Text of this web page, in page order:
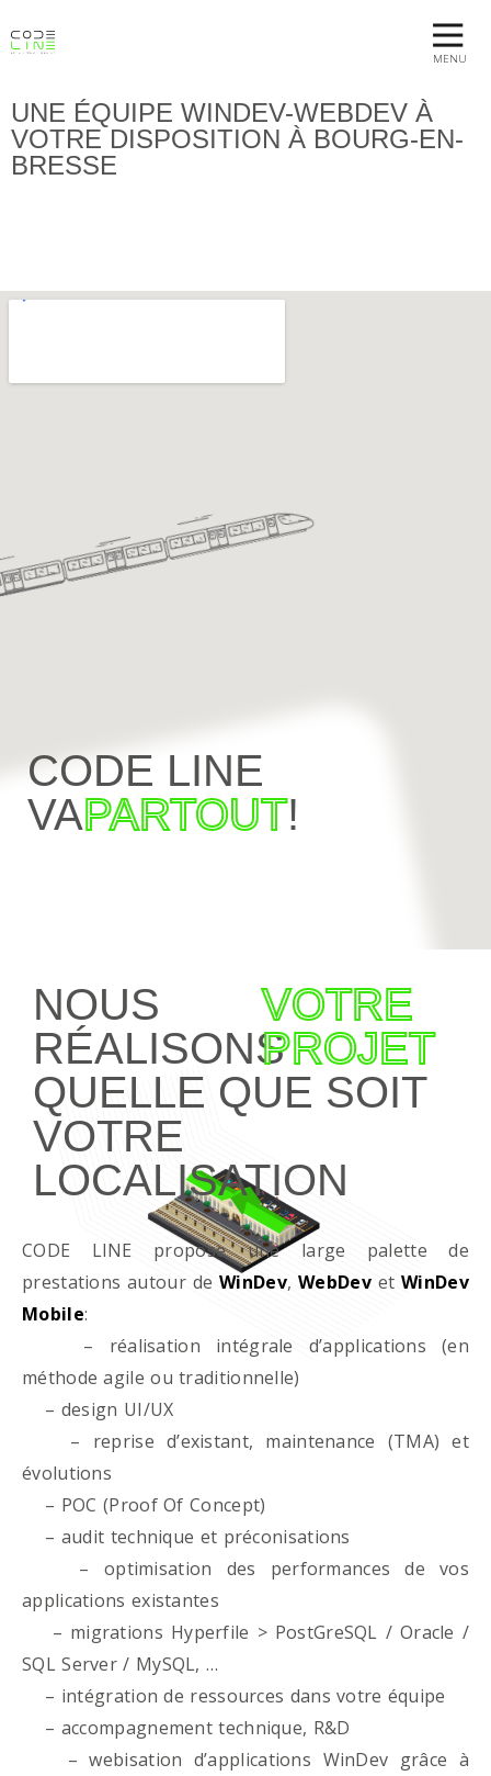
MENU
UNE ÉQUIPE WINDEV-WEBDEV À
VOTRE DISPOSITION À BOURG-EN-
BRESSE
CODE LINE
VAPARTOUT!
NOUS
RÉALISONS
VOTRE
PROJET
QUELLE QUE SOIT
VOTRE
LOCALISATION
CODE LINE propose une large palette de
prestations autour deWinDev,WebDevet WinDev
Mobile:
– réalisation intégrale d’applications (en
méthode agile ou traditionnelle)
– design UI/UX
– reprise d’existant, maintenance (TMA) et
évolutions
– POC (Proof Of Concept)
– audit technique et préconisations
– optimisation des performances de vos
applications existantes
– migrations Hyperfile > PostGreSQL / Oracle /
SQL Server / MySQL, …
– intégration de ressources dans votre équipe
– accompagnement technique, R&D
– webisation d’applications WinDev grâce à